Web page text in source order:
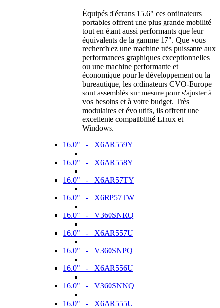
Équipés d'écrans 15.6" ces ordinateurs
portables offrent une plus grande mobilité
tout en étant aussi performants que leur
équivalents de la gamme 17". Que vous
recherchiez une machine très puissante aux
performances graphiques exceptionnelles
ou une machine performante et
économique pour le développement ou la
bureautique, les ordinateurs CVO-Europe
sont assemblés sur mesure pour s'ajuster à
vos besoins et à votre budget. Très
modulaires et évolutifs, ils offrent une
excellente compatibilité Linux et
Windows.
16.0" - X6AR559Y
16.0" - X6AR558Y
16.0" - X6AR57TY
16.0" - X6RP57TW
16.0" - V360SNRQ
16.0" - X6AR557U
16.0" - V360SNPQ
16.0" - X6AR556U
16.0" - V360SNNQ
16.0" - X6AR555U